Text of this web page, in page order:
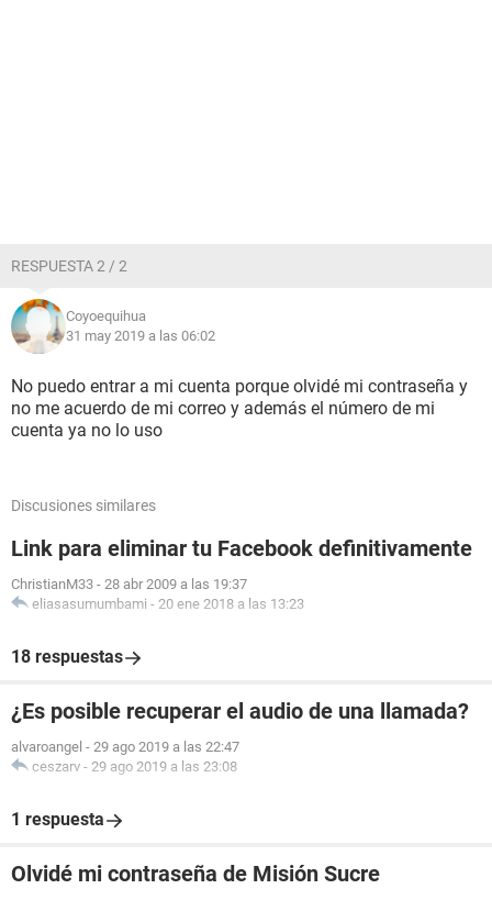
RESPUESTA 2 / 2
Coyoequihua
31 may 2019 a las 06:02
No puedo entrar a mi cuenta porque olvidé mi contraseña y
no me acuerdo de mi correo y además el número de mi
cuenta ya no lo uso
Discusiones similares
Link para eliminar tu Facebook definitivamente
ChristianM33 - 28 abr 2009 a las 19:37
eliasasumumbami - 20 ene 2018 a las 13:23
18 respuestas
¿Es posible recuperar el audio de una llamada?
alvaroangel - 29 ago 2019 a las 22:47
ceszarv - 29 ago 2019 a las 23:08
1 respuesta
Olvidé mi contraseña de Misión Sucre